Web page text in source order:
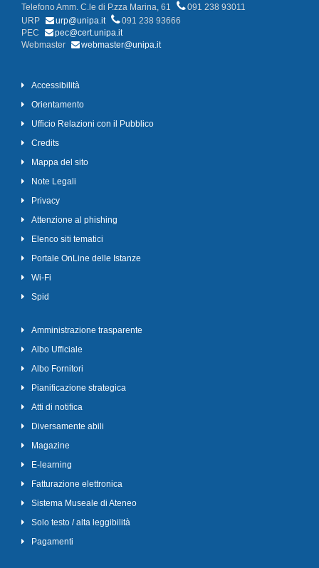
Telefono Amm. C.le di P.zza Marina, 61
091 238 93011
URP
urp@unipa.it
091 238 93666
PEC
pec@cert.unipa.it
Webmaster
webmaster@unipa.it
Accessibilità
Orientamento
Ufficio Relazioni con il Pubblico
Credits
Mappa del sito
Note Legali
Privacy
Attenzione al phishing
Elenco siti tematici
Portale OnLine delle Istanze
Wi-Fi
Spid
Amministrazione trasparente
Albo Ufficiale
Albo Fornitori
Pianificazione strategica
Atti di notifica
Diversamente abili
Magazine
E-learning
Fatturazione elettronica
Sistema Museale di Ateneo
Solo testo / alta leggibilità
Pagamenti